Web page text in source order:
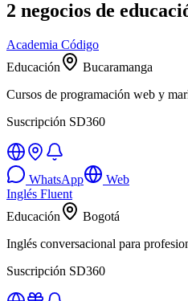
2 negocios de
Academia Código
Educación
Bucaramanga
Cursos de programación web y
Suscripción SD360
WhatsApp
Web
Inglés Fluent
Educación
Bogotá
Inglés conversacional para
Suscripción SD360